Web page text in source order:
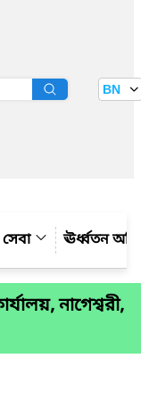
BN
ঊর্ধ্বতন
নাগেশ্বরী,